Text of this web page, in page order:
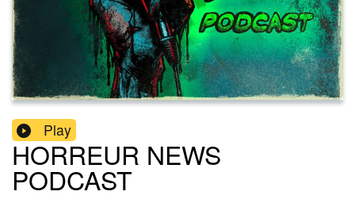
Play
HORREUR NEWS
PODCAST